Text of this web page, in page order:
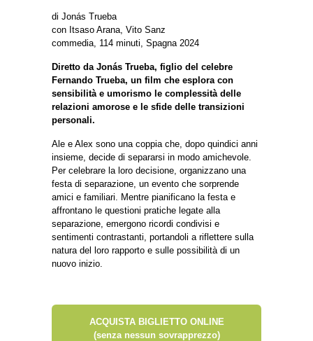
di Jonás Trueba
con Itsaso Arana, Vito Sanz
commedia, 114 minuti, Spagna 2024
Diretto da Jonás Trueba, figlio del celebre
Fernando Trueba, un film che esplora con
sensibilità e umorismo le complessità delle
relazioni amorose e le sfide delle transizioni
personali.
Ale e Alex sono una coppia che, dopo quindici anni
insieme, decide di separarsi in modo amichevole.
Per celebrare la loro decisione, organizzano una
festa di separazione, un evento che sorprende
amici e familiari. Mentre pianificano la festa e
affrontano le questioni pratiche legate alla
separazione, emergono ricordi condivisi e
sentimenti contrastanti, portandoli a riflettere sulla
natura del loro rapporto e sulle possibilità di un
nuovo inizio.
ACQUISTA BIGLIETTO ONLINE
(senza nessun sovrapprezzo)